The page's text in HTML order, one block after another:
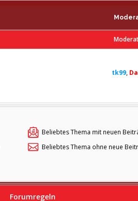
tk99,
Beliebtes Thema mit neuen
Beliebtes Thema ohne neue
Forumregeln